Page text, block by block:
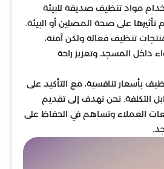
مواد تنظيف صديقة للبيئة
على صحة المصلين أو البيئة.
تنظيف فعالة ولكن آمنة،
داخل المسجد وتعزيز راحة
بأسعار تنافسية، مع التأكيد على
التكلفة. نحن نهدف إلى تقديم
العملاء وتساهم في الحفاظ على